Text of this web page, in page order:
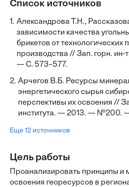
Список источников
1. Александрова Т.Н.,
зависимости качества
брикетов от технологических
производства // Зап. горн.
— С. 573–577.
2. Арчегов В.Б. Ресурсы
энергетического сырья
перспективы их освоения //
института. — 2013. — №200. —
Еще 12 источников
Цель работы
Проанализировать принципы и
освоения георесурсов в